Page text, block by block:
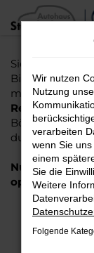
Zum
Hauptinhalt
Sie suchen
Bielefeld,
möchten Sie
Reimport
Börsen oder
durch
Nutzen Sie
optimiertes
Wir nutzen
Nutzung
verarbeiten
wenn Sie
einem
Sie die
Weitere
Folgende